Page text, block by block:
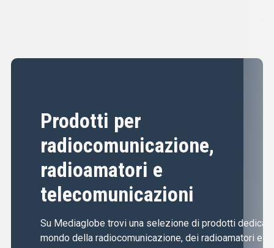
Prodotti per
radiocomunicazione,
radioamatori e
telecomunicazioni
Su Mediaglobe trovi una selezione di prodotti dedicati
mondo della radiocomunicazione, dei radioamatori e